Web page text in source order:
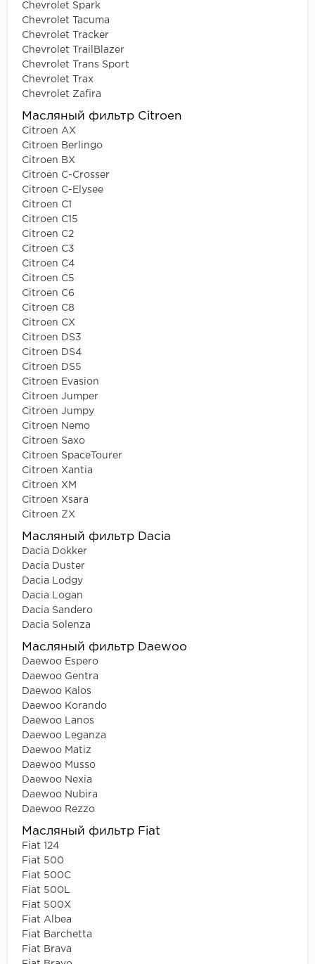
Chevrolet Spark
Chevrolet Tacuma
Chevrolet Tracker
Chevrolet TrailBlazer
Chevrolet Trans Sport
Chevrolet Trax
Chevrolet Zafira
Масляный фильтр Citroen
Citroen AX
Citroen Berlingo
Citroen BX
Citroen C-Crosser
Citroen C-Elysee
Citroen C1
Citroen C15
Citroen C2
Citroen C3
Citroen C4
Citroen C5
Citroen C6
Citroen C8
Citroen CX
Citroen DS3
Citroen DS4
Citroen DS5
Citroen Evasion
Citroen Jumper
Citroen Jumpy
Citroen Nemo
Citroen Saxo
Citroen SpaceTourer
Citroen Xantia
Citroen XM
Citroen Xsara
Citroen ZX
Масляный фильтр Dacia
Dacia Dokker
Dacia Duster
Dacia Lodgy
Dacia Logan
Dacia Sandero
Dacia Solenza
Масляный фильтр Daewoo
Daewoo Espero
Daewoo Gentra
Daewoo Kalos
Daewoo Korando
Daewoo Lanos
Daewoo Leganza
Daewoo Matiz
Daewoo Musso
Daewoo Nexia
Daewoo Nubira
Daewoo Rezzo
Масляный фильтр Fiat
Fiat 124
Fiat 500
Fiat 500C
Fiat 500L
Fiat 500X
Fiat Albea
Fiat Barchetta
Fiat Brava